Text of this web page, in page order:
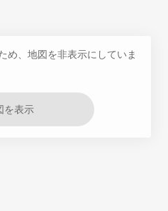
め、地図を非表示にしていま
を表示